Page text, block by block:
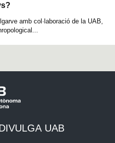
amb col·laboració de la UAB,
UAB